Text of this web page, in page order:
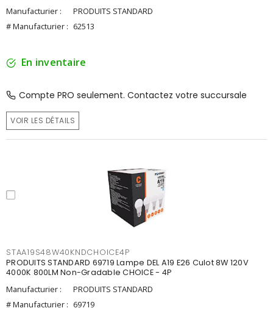
Manufacturier :
PRODUITS STANDARD
# Manufacturier : 62513
En inventaire
Compte PRO seulement. Contactez votre succursale
VOIR LES DÉTAILS
STAA19S48W40KNDCHOICE4P
PRODUITS STANDARD 69719 Lampe DEL A19 E26 Culot 8W 120V
4000K 800LM Non-Gradable CHOICE - 4P
Manufacturier :
PRODUITS STANDARD
# Manufacturier : 69719